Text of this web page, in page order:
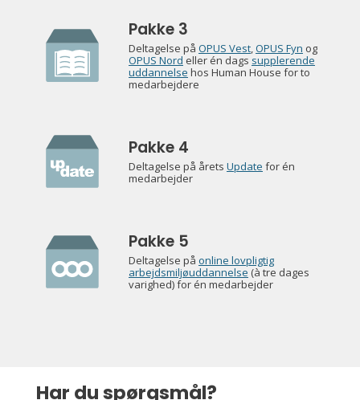
Pakke 3
Deltagelse på OPUS Vest,OPUS Fyn og
OPUS Nord eller én dags supplerende
uddannelse hos Human House for to
medarbejdere
Pakke 4
Deltagelse på årets Update for én
medarbejder
Pakke 5
Deltagelse på online lovpligtig
arbejdsmiljøuddannelse (à tre dages
varighed) for én medarbejder
Har du spørgsmål?